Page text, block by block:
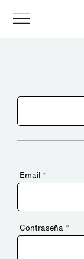
Email *
Contraseña *